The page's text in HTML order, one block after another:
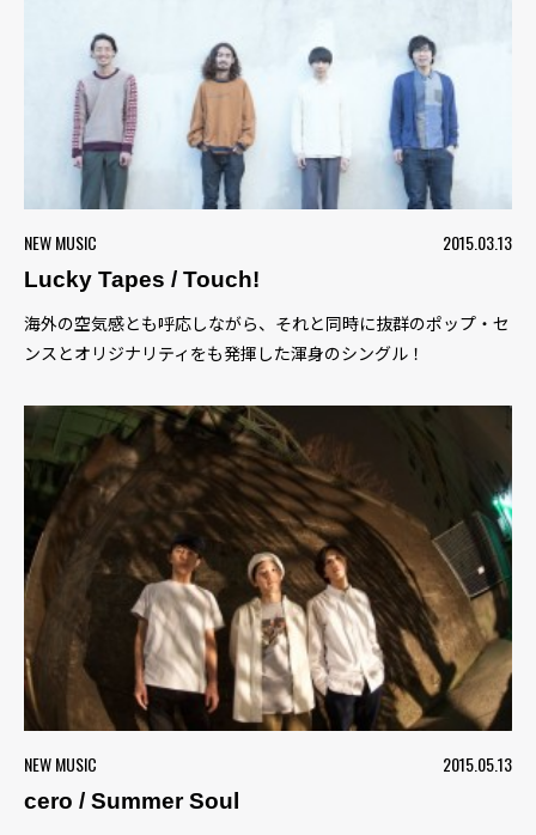
NEW MUSIC
2015.03.13
Lucky Tapes / Touch!
海外の空気感とも呼応しながら、それと同時に抜群のポップ・セ
ンスとオリジナリティをも発揮した渾身のシングル！
NEW MUSIC
2015.05.13
cero / Summer Soul